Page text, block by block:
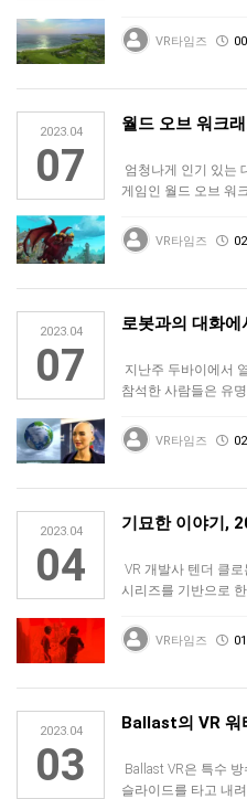
VR타임즈
2023.04
07
월드 오브 워크
엄청나게 인기 있는
게임인 월드 오브 워
VR타임즈
2023.04
07
로봇과의 대화
지난주 두바이에서
참석한 사람들은 유
VR타임즈
2023.04
04
기묘한 이야기,
VR 개발사 텐더 클
시리즈를 기반으로
VR타임즈
2023.04
03
Ballast의 VR 워
Ballast VR은 특수
슬라이드를 타고 내